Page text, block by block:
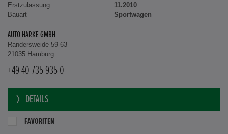
Erstzulassung
11.2010
Bauart
Sportwagen
AUTO HARKE GMBH
Randersweide 59-63
21035 Hamburg
+49 40 735 935 0
DETAILS
FAVORITEN